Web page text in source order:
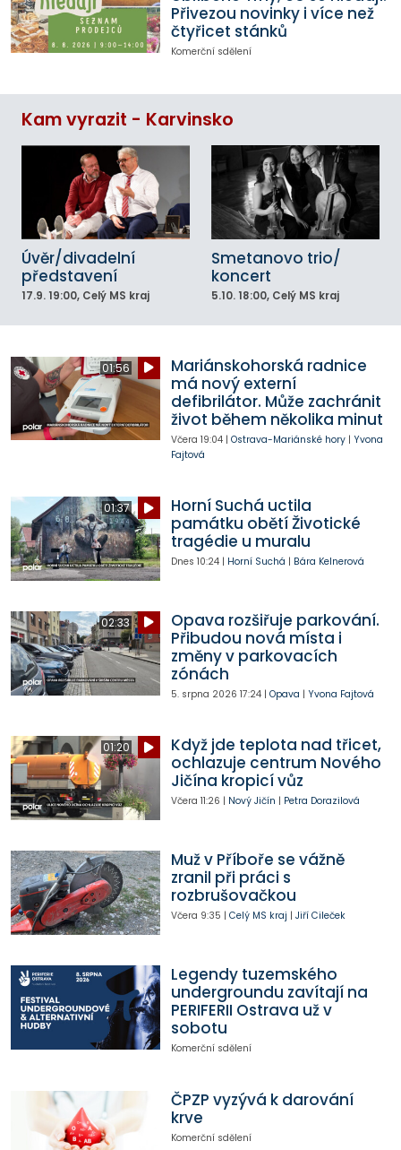
Přivezou novinky i více než
čtyřicet stánků
Komerční sdělení
Kam vyrazit - Karvinsko
Úvěr/divadelní
představení
17.9. 19:00, Celý MS kraj
Smetanovo trio/
koncert
5.10. 18:00, Celý MS kraj
01:56
Mariánskohorská radnice
má nový externí
defibrilátor. Může zachránit
život během několika minut
Včera 19:04| Ostrava-Mariánské hory| Yvona
Fajtová
01:37
Horní Suchá uctila
památku obětí Životické
tragédie u muralu
Dnes 10:24| Horní Suchá | Bára Kelnerová
02:33
Opava rozšiřuje parkování.
Přibudou nová místa i
změny v parkovacích
zónách
5. srpna 2026 17:24| Opava | Yvona Fajtová
01:20
Když jde teplota nad třicet,
ochlazuje centrum Nového
Jičína kropicí vůz
Včera 11:26 | Nový Jičín | Petra Dorazilová
Muž v Příboře se vážně
zranil při práci s
rozbrušovačkou
Včera 9:35 | Celý MS kraj | Jiří Cileček
Legendy tuzemského
undergroundu zavítají na
PERIFERII Ostrava už v
sobotu
Komerční sdělení
ČPZP vyzývá k darování
krve
Komerční sdělení